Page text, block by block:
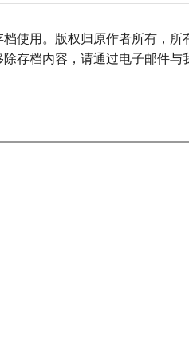
使用。版权归原作者所有，所
存档内容，请通过电子邮件与